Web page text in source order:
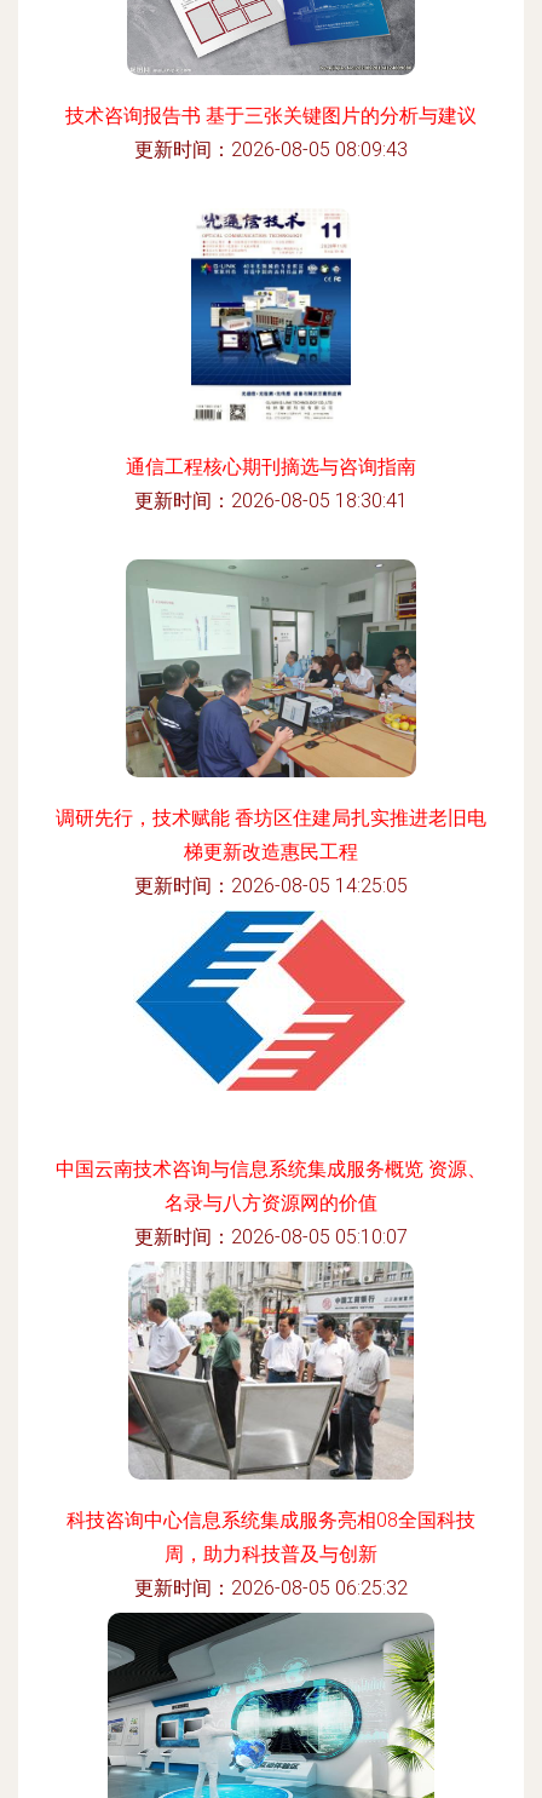
技术咨询报告书 基于三张关键图片的分析与建议
更新时间：2026-08-05 08:09:43
通信工程核心期刊摘选与咨询指南
更新时间：2026-08-05 18:30:41
调研先行，技术赋能 香坊区住建局扎实推进老旧电
梯更新改造惠民工程
更新时间：2026-08-05 14:25:05
中国云南技术咨询与信息系统集成服务概览 资源、
名录与八方资源网的价值
更新时间：2026-08-05 05:10:07
科技咨询中心信息系统集成服务亮相08全国科技
周，助力科技普及与创新
更新时间：2026-08-05 06:25:32